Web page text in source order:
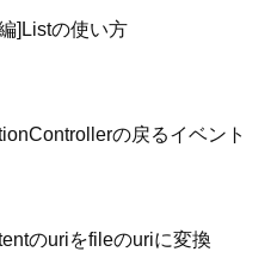
]Listの使い方
の戻るイベント
のuriをfileのuriに変換